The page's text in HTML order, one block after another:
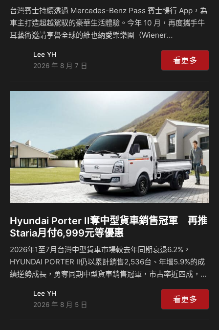
台灣賓士持續透過 Mercedes-Benz Pass 賓士暢行 App，為
車主打造超越駕馭的豪華生活體驗。今年 10 月，再度攜手牛
耳藝術邀請享譽全球的維也納愛樂樂團（Wiener
選擔任 2027 年維也納新年音樂會指揮的 Tugan Sokhiev 領
軍，於 10 月 17 日獻上年度最受矚目的古典音樂盛宴。 2027
新年音樂會指揮Tugan Sokhiev領軍獻演 維也納愛樂樂團素
有古典樂壇「黃金之聲」美譽，以溫潤醇厚的音色、細膩精準
的演奏及深厚的音樂傳統享譽全球。而此次演出更由 Tugan
Lee YH
2026 年 8 月 7 日
看更多
Hyundai Porter II奪中型貨車銷售冠軍 再推
Staria月付6,999元等優惠
2026年1至7月台灣中型貨車市場較去年同期衰退6.2%，
HYUNDAI PORTER II仍以累計銷售2,536台、年增5.9%的成
績逆勢成長，勇奪同期中型貨車銷售冠軍，市占率近四成，接
HYUNDAI商用車產品實力與服務品質的肯定。 以PORTER II
累積的市場信任為基礎，HYUNDAI汽車本月進一步擴大商用
車應援陣容，正式推出「輕鬆做頭家 HYUNDAI來相挺」購車
Lee YH
2026 年 8 月 5 日
看更多